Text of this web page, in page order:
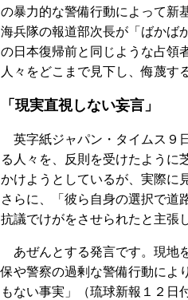
の暴力的な警備行動によって新
海兵隊の報道部次長が「ばかば
の日本復帰前と同じような占領
人々をどこまで見下し、侮蔑す
「現実直視しない妄言」
英字紙ジャパン・タイムス９
る人々を、反則を受けたように
かけようとしているが、実際に
さらに、「彼ら自身の選択で道
抗議でけがをさせられたと主張
あぜんとする発言です。現地
保や警察の過剰な警備行動によ
もない事実」（琉球新報１２日